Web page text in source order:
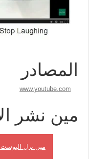
المصادر
www.youtube.com
مين نشر
مين نزل